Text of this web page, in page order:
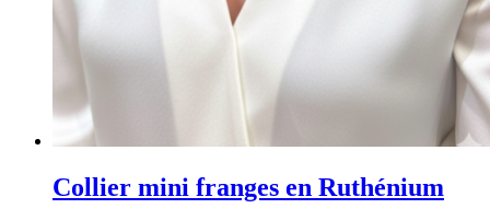
Collier mini franges en Ruthénium